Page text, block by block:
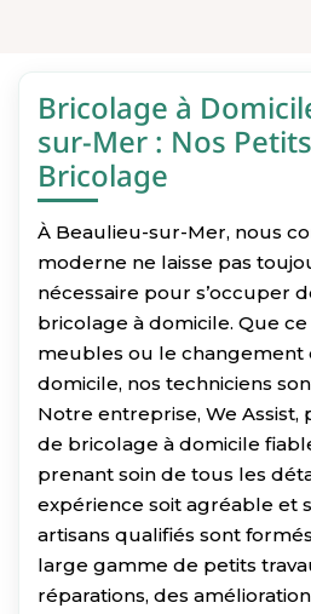
Bricolage à
sur-Mer : Nos
Bricolage
À Beaulieu-sur-Mer, nous
moderne ne laisse pas
nécessaire pour s’occuper
bricolage à domicile. Que
meubles ou le changement
domicile, nos techniciens
Notre entreprise, We Assist,
de bricolage à domicile
prenant soin de tous les
expérience soit agréable et
artisans qualifiés sont
large gamme de petits
réparations, des